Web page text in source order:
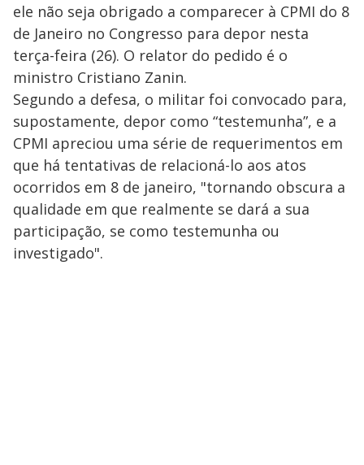
ele não seja obrigado a comparecer à CPMI do 8
de Janeiro no Congresso para depor nesta
terça-feira (26). O relator do pedido é o
ministro Cristiano Zanin.
Segundo a defesa, o militar foi convocado para,
supostamente, depor como “testemunha”, e a
CPMI apreciou uma série de requerimentos em
que há tentativas de relacioná-lo aos atos
ocorridos em 8 de janeiro, "tornando obscura a
qualidade em que realmente se dará a sua
participação, se como testemunha ou
investigado".